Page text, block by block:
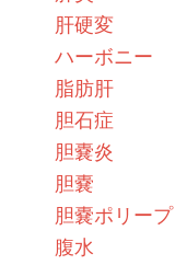
肝硬変
ハーボニー
脂肪肝
胆石症
胆嚢炎
胆嚢
胆嚢ポリープ
腹水